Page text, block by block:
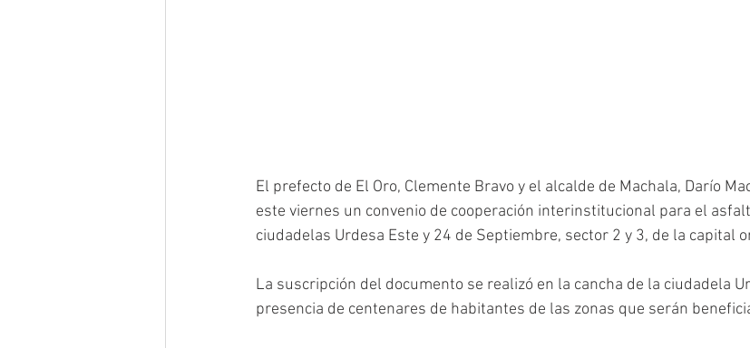
El prefecto de El Oro, Clemente Bravo y el alcalde de Machala, Darío
este viernes un convenio de cooperación interinstitucional para el
ciudadelas Urdesa Este y 24 de Septiembre, sector 2 y 3, de la capital
La suscripción del documento se realizó en la cancha de la ciudadela
presencia de centenares de habitantes de las zonas que serán